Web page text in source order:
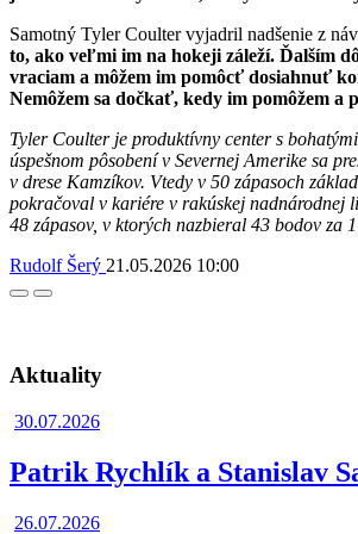
Samotný Tyler Coulter vyjadril nadšenie z
to, ako veľmi im na hokeji záleží. Ďalším
vraciam a môžem im pomôcť dosiahnuť
Nemôžem sa dočkať, kedy im pomôžem a
Tyler Coulter je produktívny center s
úspešnom pôsobení v Severnej Amerike sa
v drese Kamzíkov. Vtedy v 50 zápasoch
pokračoval v kariére v rakúskej nadnárodnej
48 zápasov, v ktorých nazbieral 43 bodov
Rudolf Šerý 21.05.2026 10:00
Facebook
Twitter
Aktuality
30.07.2026
Patrik Rychlík a Stanislav
26.07.2026